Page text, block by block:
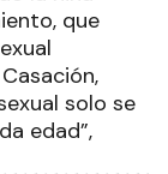
que
solo se
edad”,